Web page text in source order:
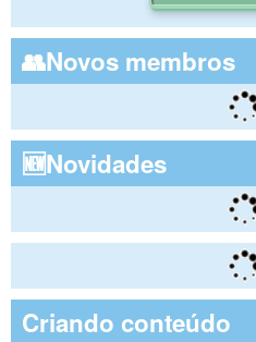
👥Novos membros
🆕Novidades
Criando conteúdo